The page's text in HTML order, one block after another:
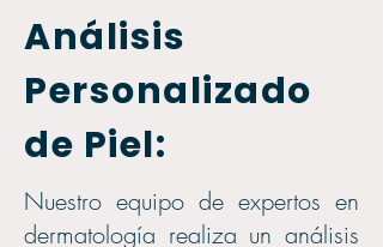
Análisis
Personalizado
de Piel:
Nuestro equipo de expertos en
dermatología realiza un análisis